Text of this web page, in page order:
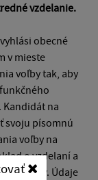
vzdelanie.
obecné
v mieste
voľby tak, aby
na
svoju písomnú
voľby na
o vzdelaní a
trestov. Údaje